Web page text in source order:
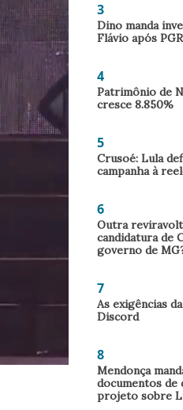
3
Dino manda
Flávio após
4
Patrimônio de
cresce 8.850%
5
Crusoé: Lula
campanha à
6
Outra
candidatura de
governo de
7
As exigências
Discord
8
Mendonça
documentos de
projeto sobre